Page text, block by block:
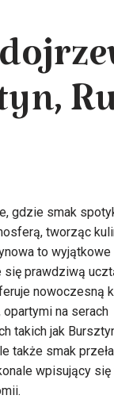
gdzie smak
tworząc
to
się prawdziwą
nowoczesną
na serach
takich jak
także smak
wpisujący